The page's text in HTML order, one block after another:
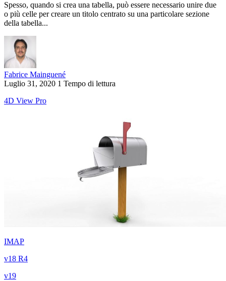
Spesso, quando si crea una tabella, può essere necessario unire due
o più celle per creare un titolo centrato su una particolare sezione
della tabella...
Fabrice Mainguené
Luglio 31, 2020 1 Tempo di lettura
4D View Pro
IMAP
v18 R4
v19